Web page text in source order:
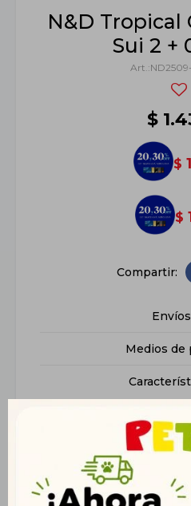
N&D Tropical
Sui 2 +
$
$
$
Envíos
Medios de
Productos que te